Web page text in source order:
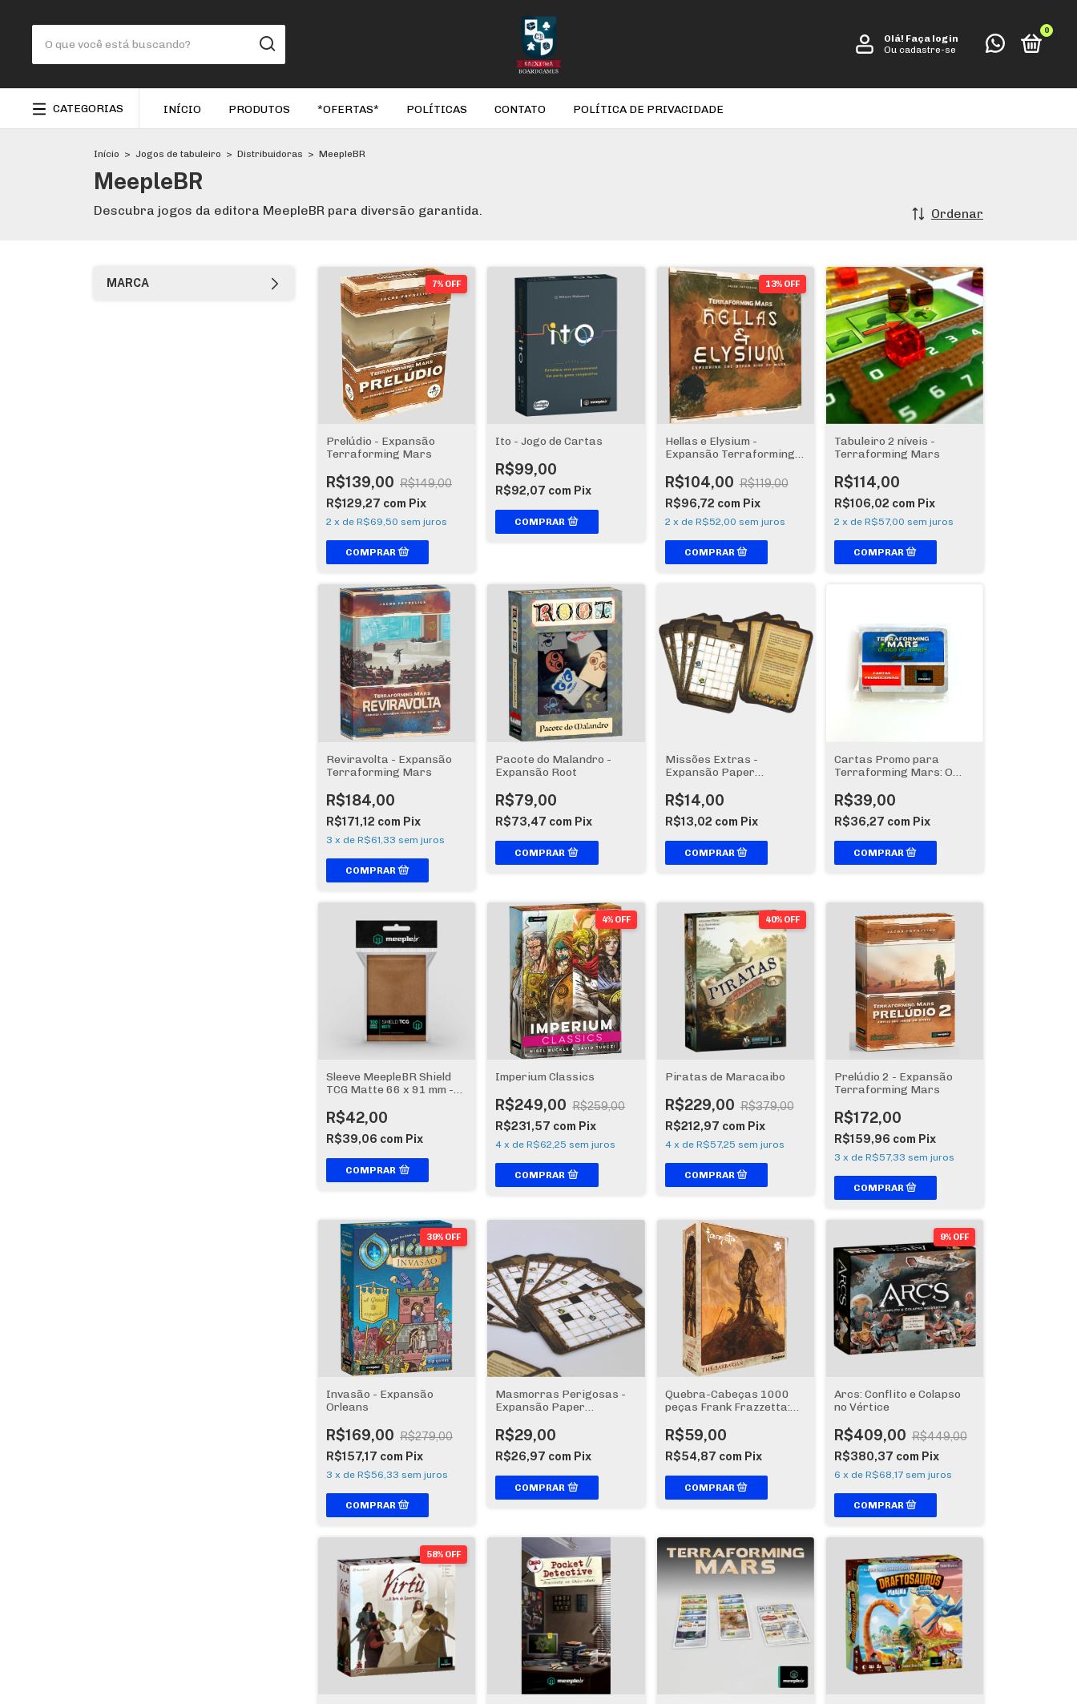
Olá! Faça login
Ou cadastre-se
0
CATEGORIAS INÍCIO PRODUTOS *OFERTAS* POLÍTICAS CONTATO POLÍTICA DE PRIVACIDADE
Início > Jogos de tabuleiro > Distribuidoras > MeepleBR
MeepleBR
Descubra jogos da editora MeepleBR para diversão garantida. Ordenar
MARCA 7% OFF
Prelúdio - Expansão
Terraforming Mars
R$139,00 R$149,00
R$129,27 com Pix
2 x de R$69,50 sem juros
Ito - Jogo de Cartas
R$99,00
R$92,07 com Pix
13% OFF
Hellas e Elysium -
Expansão Terraforming
R$104,00 R$119,00
R$96,72 com Pix
2 x de R$52,00 sem juros
Tabuleiro 2 níveis -
Terraforming Mars
R$114,00
R$106,02 com Pix
2 x de R$57,00 sem juros
Reviravolta - Expansão
Terraforming Mars
R$184,00
R$171,12 com Pix
3 x de R$61,33 sem juros
Pacote do Malandro -
Expansão Root
R$79,00
R$73,47 com Pix
Missões Extras -
Expansão Paper
R$14,00
R$13,02 com Pix
Cartas Promo para
Terraforming Mars: O
R$39,00
R$36,27 com Pix
Sleeve MeepleBR Shield
TCG Matte 66 x 91 mm -
R$42,00
R$39,06 com Pix
COMPRAR
4% OFF
Imperium Classics
R$249,00 R$259,00
R$231,57 com Pix
4 x deR$62,25 sem juros
40% OFF
Piratas de Maracaibo
R$229,00 R$379,00
R$212,97 com Pix
4 x de R$57,25 sem juros
Prelúdio 2 - Expansão
Terraforming Mars
R$172,00
R$159,96 com Pix
3 x de R$57,33 sem juros
39% OFF
Invasão - Expansão
Orleans
R$169,00 R$279,00
R$157,17 com Pix
3 x de R$56,33 sem juros
Masmorras Perigosas -
Expansão Paper
R$29,00
R$26,97 com Pix
Quebra-Cabeças 1000
peças Frank Frazzetta:
R$59,00
R$54,87 com Pix
9% OFF
Arcs: Conflito e Colapso
no Vértice
R$409,00 R$449,00
R$380,37 com Pix
6 x de R$68,17 sem juros
58% OFF